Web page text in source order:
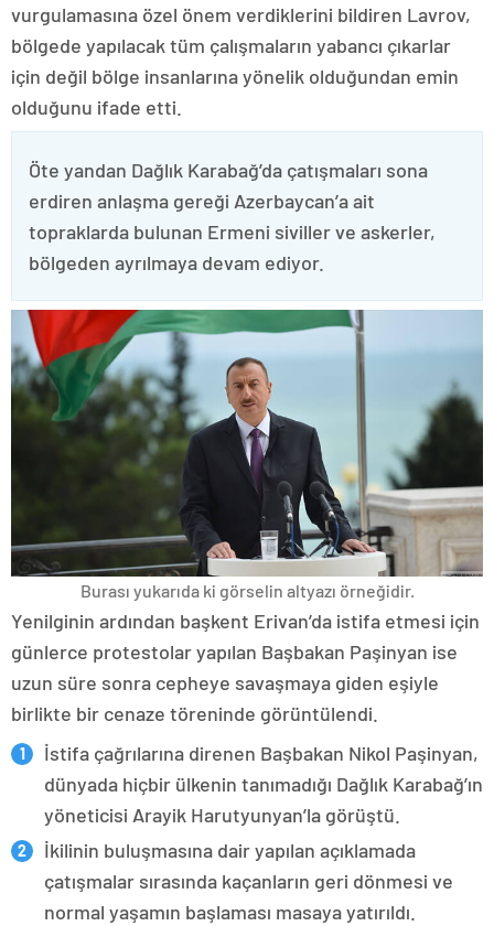
vurgulamasına özel önem verdiklerini bildiren Lavrov,
bölgede yapılacak tüm çalışmaların yabancı çıkarlar
için değil bölge insanlarına yönelik olduğundan emin
olduğunu ifade etti.
Öte yandan Dağlık Karabağ’da çatışmaları sona
erdiren anlaşma gereği Azerbaycan’a ait
topraklarda bulunan Ermeni siviller ve askerler,
bölgeden ayrılmaya devam ediyor.
Burası yukarıda ki görselin altyazı örneğidir.
Yenilginin ardından başkent Erivan’da istifa etmesi için
günlerce protestolar yapılan Başbakan Paşinyan ise
uzun süre sonra cepheye savaşmaya giden eşiyle
birlikte bir cenaze töreninde görüntülendi.
İstifa çağrılarına direnen Başbakan Nikol Paşinyan,
dünyada hiçbir ülkenin tanımadığı Dağlık Karabağ’ın
yöneticisi Arayik Harutyunyan’la görüştü.
İkilinin buluşmasına dair yapılan açıklamada
çatışmalar sırasında kaçanların geri dönmesi ve
normal yaşamın başlaması masaya yatırıldı.